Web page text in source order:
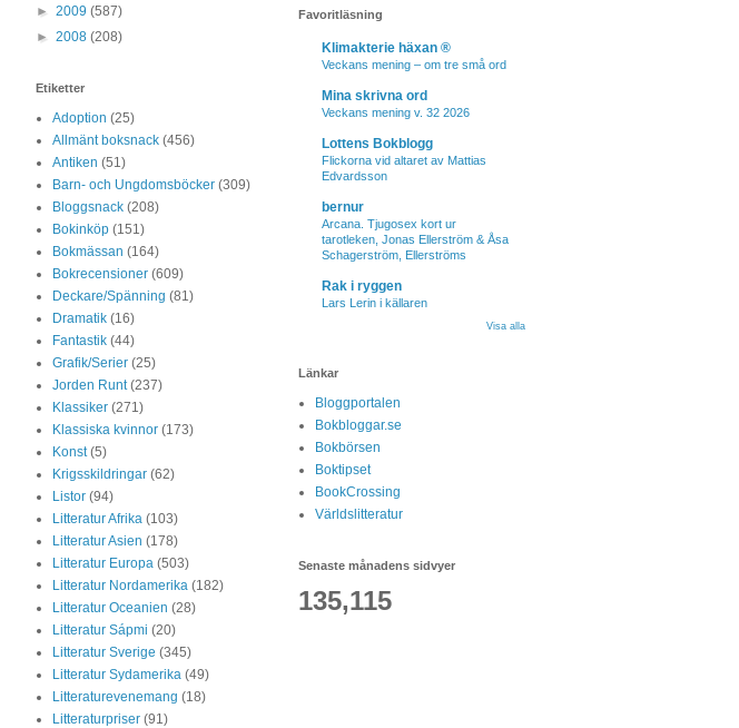
► 2009 (587)
► 2008 (208)
Etiketter
Adoption (25)
Allmänt boksnack (456)
Antiken (51)
Barn- och Ungdomsböcker (309)
Bloggsnack (208)
Bokinköp (151)
Bokmässan (164)
Bokrecensioner (609)
Deckare/Spänning (81)
Dramatik (16)
Fantastik (44)
Grafik/Serier (25)
Jorden Runt (237)
Klassiker (271)
Klassiska kvinnor (173)
Konst (5)
Krigsskildringar (62)
Listor (94)
Litteratur Afrika (103)
Litteratur Asien (178)
Litteratur Europa (503)
Litteratur Nordamerika (182)
Litteratur Oceanien (28)
Litteratur Sápmi (20)
Litteratur Sverige (345)
Litteratur Sydamerika (49)
Litteraturevenemang (18)
Litteraturpriser (91)
Favoritläsning
Klimakterie häxan ®
Veckans mening – om tre små ord
Mina skrivna ord
Veckans mening v. 32 2026
Lottens Bokblogg
Flickorna vid altaret av Mattias
Edvardsson
bernur
Arcana. Tjugosex kort ur
tarotleken, Jonas Ellerström & Åsa
Schagerström, Ellerströms
Rak i ryggen
Lars Lerin i källaren
Visa alla
Länkar
Bloggportalen
Bokbloggar.se
Bokbörsen
Boktipset
BookCrossing
Världslitteratur
Senaste månadens sidvyer
135,115